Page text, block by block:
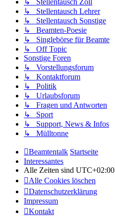
↳ Stellentausch Zoll
↳ Stellentausch Lehrer
↳ Stellentausch Sonstige
↳ Beamten-Poesie
↳ Singlebörse für Beamte
↳ Off Topic
Sonstige Foren
↳ Vorstellungsforum
↳ Kontaktforum
↳ Politik
↳ Urlaubsforum
↳ Fragen und Antworten
↳ Sport
↳ Support, News & Infos
↳ Mülltonne
Beamtentalk Startseite
Interessantes
Alle Zeiten sind UTC+02:00
Alle Cookies löschen
Datenschutzerklärung
Impressum
Kontakt